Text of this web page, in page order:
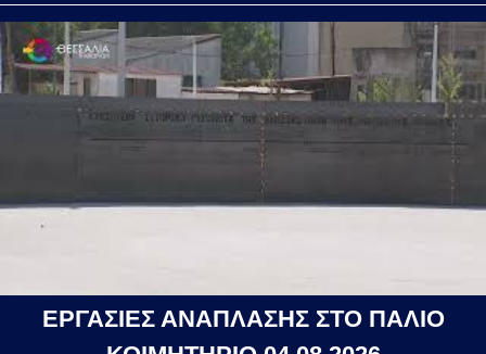
ΕΡΓΑΣΙΕΣ ΑΝΑΠΛΑΣΗΣ ΣΤΟ ΠΑΛΙΟ